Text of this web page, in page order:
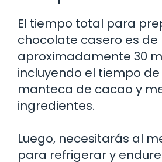
El tiempo total para
chocolate casero es de
aproximadamente 30
incluyendo el tiempo
manteca de cacao y
ingredientes.
Luego, necesitarás al
para refrigerar y